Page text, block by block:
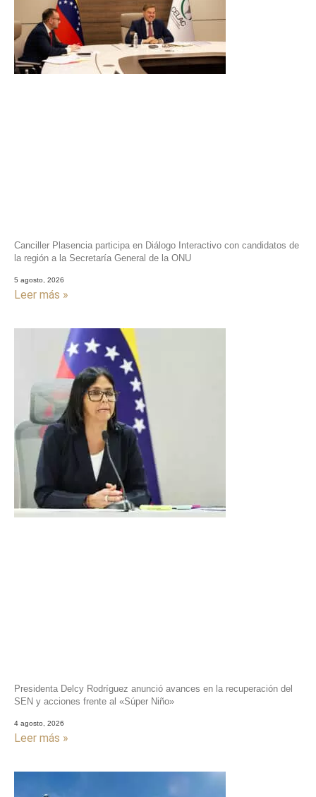
Canciller Plasencia participa en Diálogo Interactivo con candidatos de
la región a la Secretaría General de la ONU
5 agosto, 2026
Leer más »
Presidenta Delcy Rodríguez anunció avances en la recuperación del
SEN y acciones frente al «Súper Niño»
4 agosto, 2026
Leer más »